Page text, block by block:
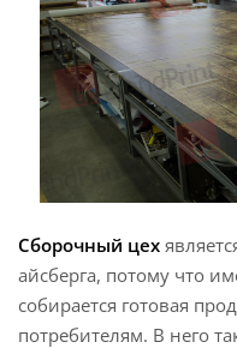
Сборочный цех
айсберга, потому что
собирается готовая
потребителям. В него